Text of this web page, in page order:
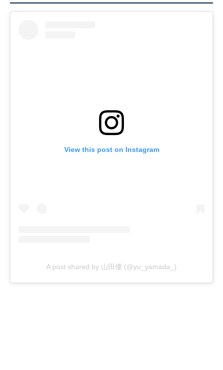
View this post on Instagram
A post shared by 山田優 (@yu_yamada_)